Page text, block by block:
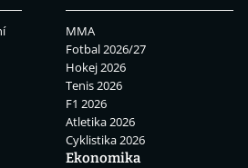
MMA
Fotbal 2026/27
Hokej 2026
Tenis 2026
F1 2026
Atletika 2026
Cyklistika 2026
Ekonomika